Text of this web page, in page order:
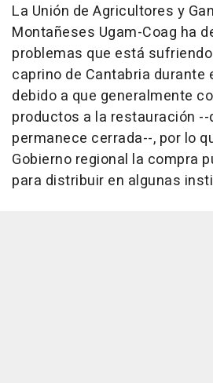
La Unión de Agricultores y
Montañeses Ugam-Coag ha
problemas que está
caprino de Cantabria durante
debido a que generalmente
productos a la restauración --
permanece cerrada--, por lo
Gobierno regional la compra
para distribuir en algunas